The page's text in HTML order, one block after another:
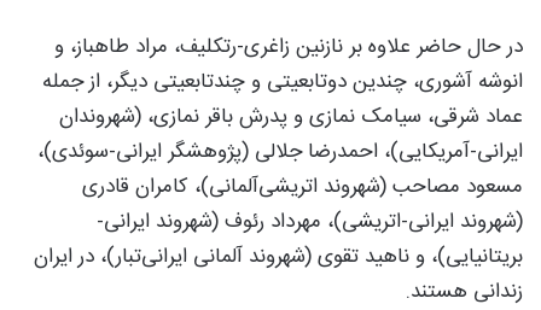
در حال حاضر علاوه بر نازنین زاغری-رتکلیف، مراد طاهباز، و
انوشه آشوری، چندین دوتابعیتی و چندتابعیتی دیگر، از جمله
عماد شرقی، سیامک نمازی و پدرش باقر نمازی، (شهروندان
ایرانی-آمریکایی)، احمدرضا جلالی (پژوهشگر ایرانی-سوئدی)،
مسعود مصاحب (شهروند اتریشی‌آلمانی)، کامران قادری
(شهروند ایرانی‌-اتریشی)، ‌مهرداد رئوف (شهروند ایرانی-‌
بریتانیایی)، و ناهید تقوی (شهروند آلمانی ایرانی‌تبار)، در ایران
زندانی هستند.